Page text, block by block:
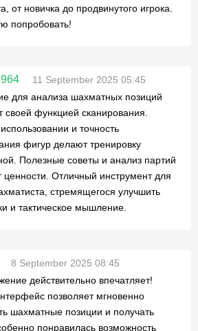
от новичка до продвинутого игрока.
попробовать!
11 September 2025 05:45
для анализа шахматных позиций
своей функцией сканирования.
и точность
фигур делают тренировку
Полезные советы и анализ партий
ценности. Отличный инструмент для
стремящегося улучшить
и тактическое мышление.
8 September 2025 08:45
действительно впечатляет!
позволяет мгновенно
шахматные позиции и получать
понравилась возможность